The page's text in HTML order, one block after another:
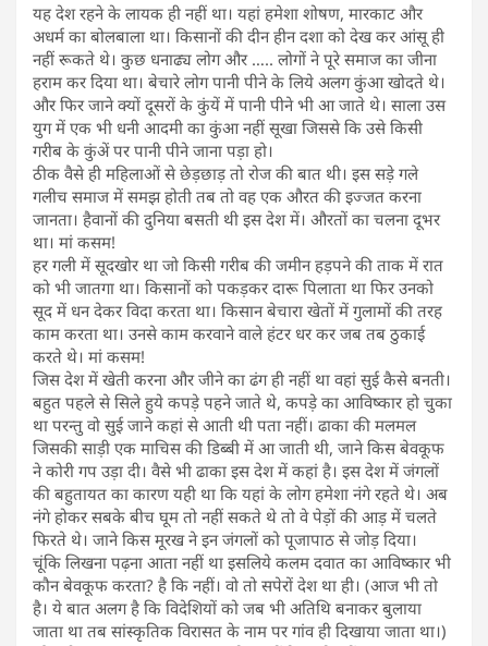
यह देश रहने के लायक ही नहीं था। यहां हमेशा शोषण, मारकाट और
अधर्म का बोलबाला था। किसानों की दीन हीन दशा को देख कर आंसू ही
नहीं रूकते थे। कुछ धनाढ्य लोग और ….. लोगों ने पूरे समाज का जीना
हराम कर दिया था। बेचारे लोग पानी पीने के लिये अलग कुंआ खोदते थे।
और फिर जाने क्यों दूसरों के कुंयें में पानी पीने भी आ जाते थे। साला उस
युग में एक भी धनी आदमी का कुंआ नहीं सूखा जिससे कि उसे किसी
गरीब के कुंअें पर पानी पीने जाना पड़ा हो।
ठीक वैसे ही महिलाओं से छेड़छाड़ तो रोज की बात थी। इस सड़े गले
गलीच समाज में समझ होती तब तो वह एक औरत की इज्जत करना
जानता। हैवानों की दुनिया बसती थी इस देश में। औरतों का चलना दूभर
था। मां कसम!
हर गली में सूदखोर था जो किसी गरीब की जमीन हड़पने की ताक में रात
को भी जातगा था। किसानों को पकड़कर दारू पिलाता था फिर उनको
सूद में धन देकर विदा करता था। किसान बेचारा खेतों में गुलामों की तरह
काम करता था। उनसे काम करवाने वाले हंटर धर कर जब तब ठुकाई
करते थे। मां कसम!
जिस देश में खेती करना और जीने का ढंग ही नहीं था वहां सुई कैसे बनती।
बहुत पहले से सिले हुये कपड़े पहने जाते थे, कपड़े का आविष्कार हो चुका
था परन्तु वो सुई जाने कहां से आती थी पता नहीं। ढाका की मलमल
जिसकी साड़ी एक माचिस की डिब्बी में आ जाती थी, जाने किस बेवकूफ
ने कोरी गप उड़ा दी। वैसे भी ढाका इस देश में कहां है। इस देश में जंगलों
की बहुतायत का कारण यही था कि यहां के लोग हमेशा नंगे रहते थे। अब
नंगे होकर सबके बीच घूम तो नहीं सकते थे तो वे पेड़ों की आड़ में चलते
फिरते थे। जाने किस मूरख ने इन जंगलों को पूजापाठ से जोड़ दिया।
चूंकि लिखना पढ़ना आता नहीं था इसलिये कलम दवात का आविष्कार भी
कौन बेवकूफ करता? है कि नहीं। वो तो सपेरों देश था ही। (आज भी तो
है। ये बात अलग है कि विदेशियों को जब भी अतिथि बनाकर बुलाया
जाता था तब सांस्कृतिक विरासत के नाम पर गांव ही दिखाया जाता था।)